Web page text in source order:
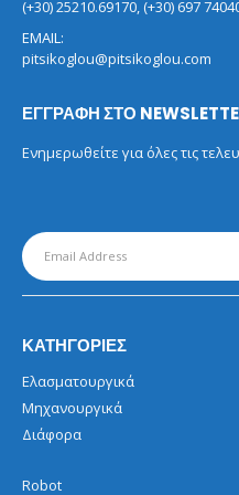
(+30) 25210.69170, (+30) 697
EMAIL:
pitsikoglou@pitsikoglou.com
ΕΓΓΡΑΦΗ ΣΤΟ
Ενημερωθείτε για όλες τις
ΚΑΤΗΓΟΡΙΕΣ
Ελασματουργικά
Μηχανουργικά
Διάφορα
Robot